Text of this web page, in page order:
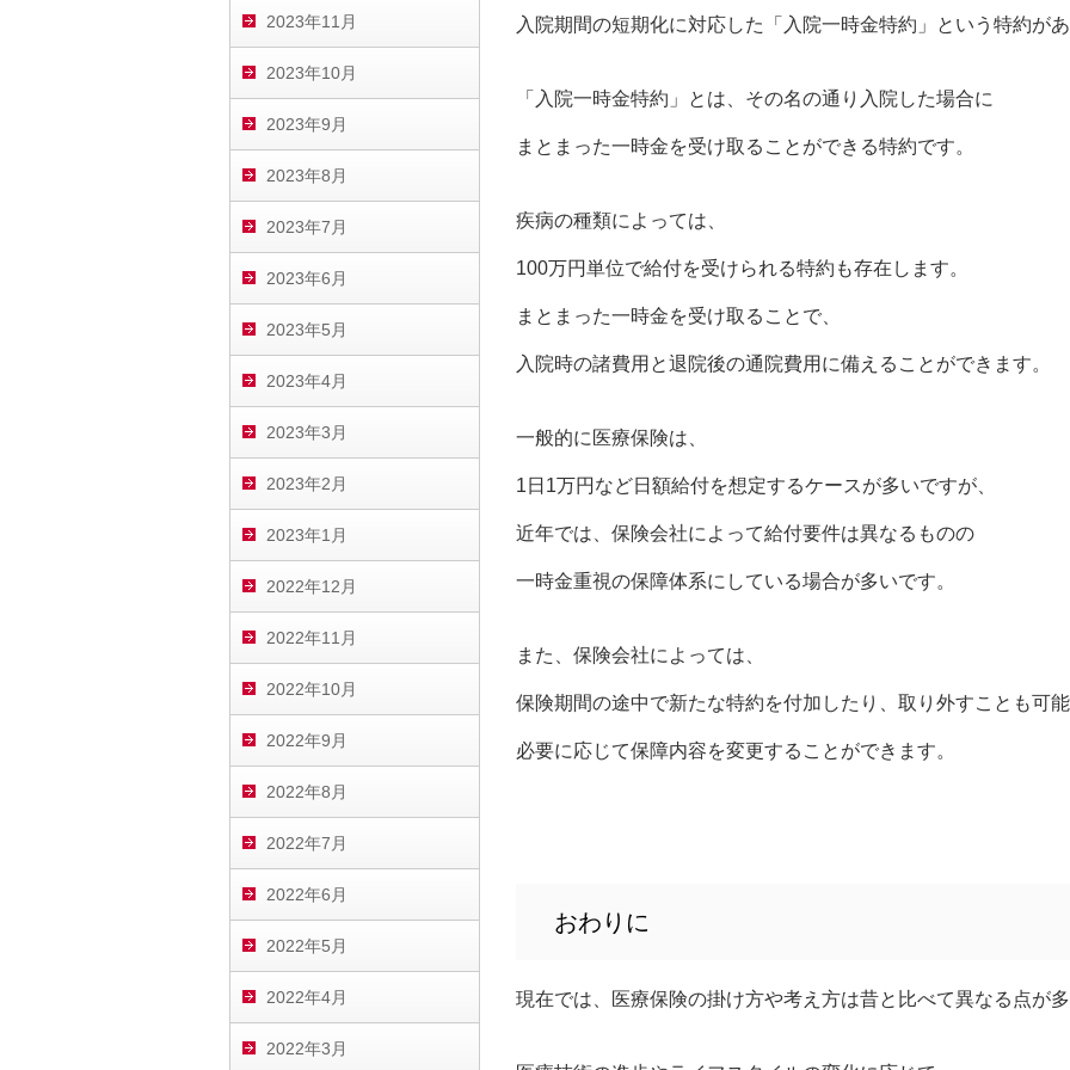
2023年11月
2023年10月
2023年9月
2023年8月
2023年7月
2023年6月
2023年5月
2023年4月
2023年3月
2023年2月
2023年1月
2022年12月
2022年11月
2022年10月
2022年9月
2022年8月
2022年7月
2022年6月
2022年5月
2022年4月
2022年3月
入院期間の短期化に対応した「入院一時金特約」という特約が
「入院一時金特約」とは、その名の通り入院した場合に
まとまった一時金を受け取ることができる特約です。
疾病の種類によっては、
100万円単位で給付を受けられる特約も存在します。
まとまった一時金を受け取ることで、
入院時の諸費用と退院後の通院費用に備えることができます。
一般的に医療保険は、
1日1万円など日額給付を想定するケースが多いですが、
近年では、保険会社によって給付要件は異なるものの
一時金重視の保障体系にしている場合が多いです。
また、保険会社によっては、
保険期間の途中で新たな特約を付加したり、取り外すことも可
必要に応じて保障内容を変更することができます。
おわりに
現在では、医療保険の掛け方や考え方は昔と比べて異なる点が